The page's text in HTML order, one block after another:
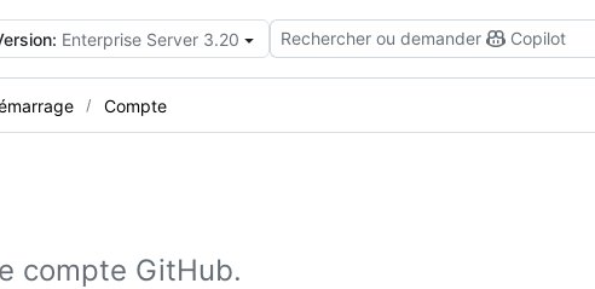
Enterprise Server 3.20 Rechercher ou demander Copilot
Compte
compte GitHub.